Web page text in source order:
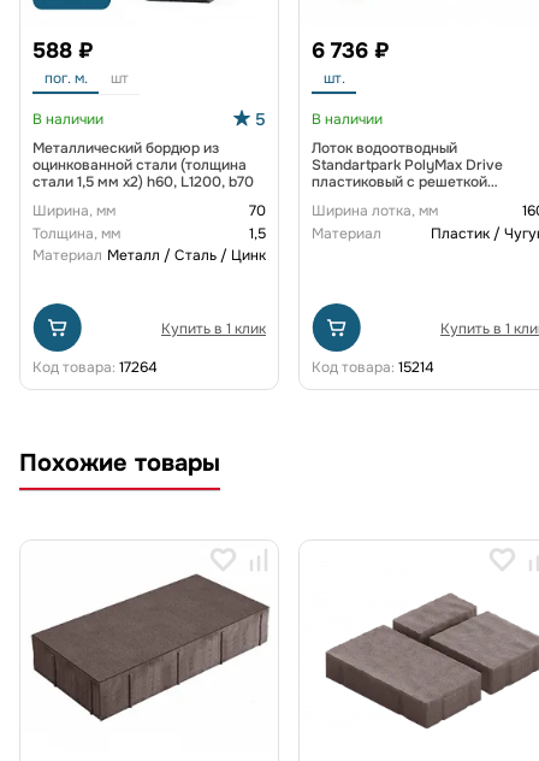
588 ₽
пог. м. шт
В наличии 5
Металлический бордюр из
оцинкованной стали (толщина
стали 1,5 мм x2) h60, L1200, b70
Ширина, мм
70
Толщина, мм
1,5
Материал Металл / Сталь / Цинк
Купить в 1 клик
Код товара: 17264
6 736 ₽
шт.
В наличии
Лоток водоотводный
Standartpark PolyMax Drive
пластиковый с решеткой
(комплект) 0805034-М
Ширина лотка, мм
Материал
Пластик /
Купить в 1
Код товара: 15214
Похожие товары